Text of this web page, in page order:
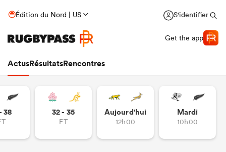
Édition du Nord | US S'identifier
Get the app
ActusRésultatsRencontres
38 32 - 35
FT
Aujourd'hui
12h00
Mardi
10h00